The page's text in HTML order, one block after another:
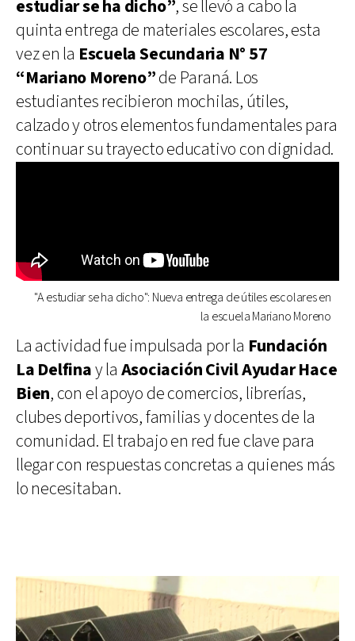
estudiar se ha dicho”, se llevó a cabo la
quinta entrega de materiales escolares, esta
vez en la Escuela Secundaria N° 57
“Mariano Moreno”de Paraná. Los
estudiantes recibieron mochilas, útiles,
calzado y otros elementos fundamentales para
continuar su trayecto educativo con dignidad.
"A estudiar se ha dicho": Nueva entrega de útiles escolares en
la escuela Mariano Moreno
La actividad fue impulsada por la Fundación
La Delfinay la Asociación Civil Ayudar Hace
Bien, con el apoyo de comercios, librerías,
clubes deportivos, familias y docentes de la
comunidad. El trabajo en red fue clave para
llegar con respuestas concretas a quienes más
lo necesitaban.